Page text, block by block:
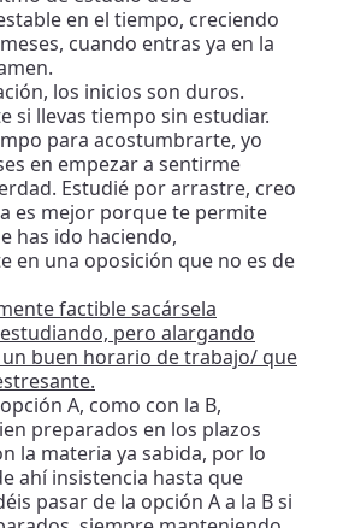
en el tiempo, creciendo
cuando entras ya en la
los inicios son duros.
si llevas tiempo sin estudiar.
para acostumbrarte, yo
en empezar a sentirme
Estudié por arrastre, creo
es mejor porque te permite
has ido haciendo,
en una oposición que no es de
factible sacársela
pero alargando
un buen horario de trabajo/ que
A, como con la B,
preparados en los plazos
la materia ya sabida, por lo
ahí insistencia hasta que
pasar de la opción A a la B si